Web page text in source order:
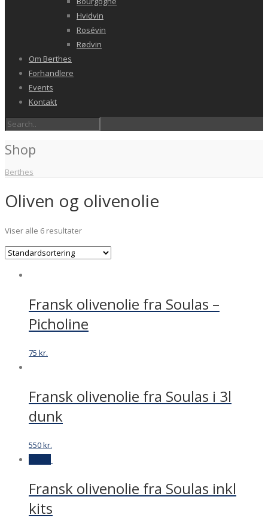
Hvidvin
Rosévin
Rødvin
Om Berthes
Forhandlere
Events
Kontakt
Shop
Berthes
Oliven og olivenolie
Viser alle 6 resultater
Fransk olivenolie fra Soulas –
Picholine
75 kr.
Fransk olivenolie fra Soulas i 3l
dunk
550kr.
Fransk olivenolie fra Soulas inkl
kits